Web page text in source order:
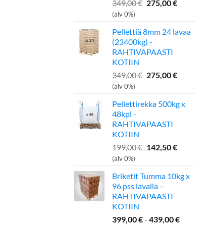
349,00€ Alkuperäinen
349,00 €.
275,00€Nykyinen
275,00 €.
(alv 0%)
Pellettiä 8mm 24 lavaa
(23400kg) -
RAHTIVAPAASTI
KOTIIN
349,00€ Alkuperäinen
349,00 €.
275,00€Nykyinen
275,00 €.
(alv 0%)
Pellettirekka 500kg x
48kpl -
RAHTIVAPAASTI
KOTIIN
199,00€ Alkuperäinen
199,00 €.
142,50€Nykyinen
142,50 €.
(alv 0%)
Briketit Tumma 10kg x
96 pss lavalla –
RAHTIVAPAASTI
KOTIIN
399,00€- 439,00€